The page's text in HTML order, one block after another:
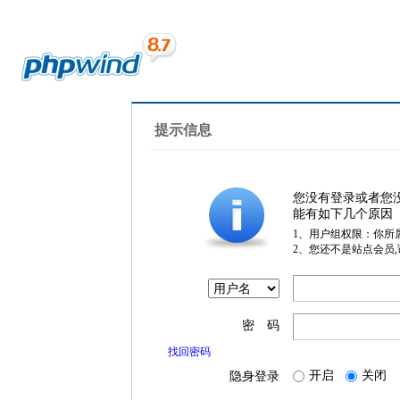
提示信息
您没有登录或者您
能有如下几个原因
1、用户组权限：你所
2、您还不是站点会员
密 码
找回密码
隐身登录 开启 关闭